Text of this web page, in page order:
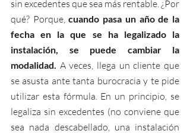
sin excedentes que sea más rentable. ¿Por
qué? Porque, cuando pasa un año de la
fecha en la que se ha legalizado la
instalación, se puede cambiar la
modalidad. A veces, llega un cliente que
se asusta ante tanta burocracia y te pide
utilizar esta fórmula. En un principio, se
legaliza sin excedentes (no conviene que
sea nada descabellado, una instalación